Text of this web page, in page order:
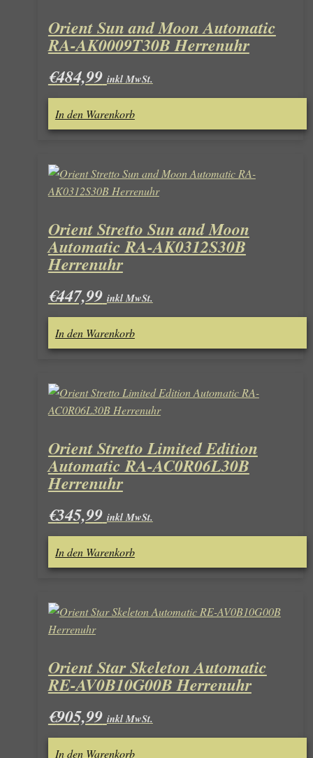
Orient Sun and Moon Automatic
RA-AK0009T30B Herrenuhr
€484,99 inkl MwSt.
In den Warenkorb
Orient Stretto Sun and Moon
Automatic RA-AK0312S30B
Herrenuhr
€447,99 inkl MwSt.
In den Warenkorb
Orient Stretto Limited Edition
Automatic RA-AC0R06L30B
Herrenuhr
€345,99 inkl MwSt.
In den Warenkorb
Orient Star Skeleton Automatic
RE-AV0B10G00B Herrenuhr
€905,99 inkl MwSt.
In den Warenkorb